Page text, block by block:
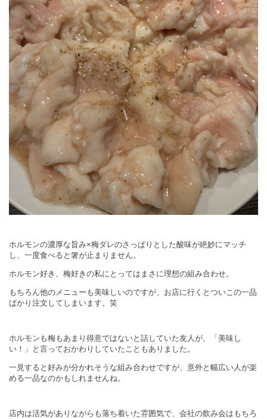
ホルモンの濃厚な旨み×梅ダレのさっぱりとした酸味が絶妙にマッチ
し、一度食べると箸が止まりません。
ホルモン好き、梅好きの私にとってはまさに理想の組み合わせ。
もちろん他のメニューも美味しいのですが、お店に行くとついこの一品
ばかり注文してしまいます。笑
ホルモンも梅もあまり得意ではないと話していた友人が、「美味し
い！」と言っておかわりしていたこともありました。
一見すると好みが分かれそうな組み合わせですが、意外と幅広い人が楽
める一品なのかもしれませんね。
店内は活気がありながらも落ち着いた雰囲気で、会社の飲み会はもちろ